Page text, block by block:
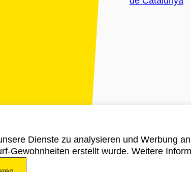
Dienste zu analysieren und Werbung
Gewohnheiten erstellt wurde. Weitere